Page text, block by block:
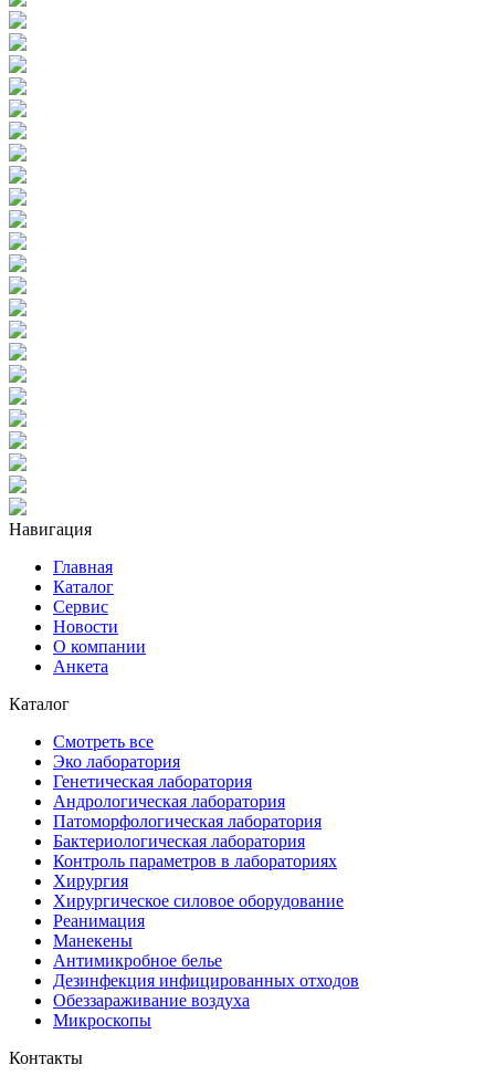
Навигация
Главная
Каталог
Сервис
Новости
О компании
Анкета
Каталог
Смотреть все
Эко лаборатория
Генетическая лаборатория
Андрологическая лаборатория
Патоморфологическая лаборатория
Бактериологическая лаборатория
Контроль параметров в лабораториях
Хирургия
Хирургическое силовое оборудование
Реанимация
Манекены
Антимикробное белье
Дезинфекция инфицированных отходов
Обеззараживание воздуха
Микроскопы
Контакты